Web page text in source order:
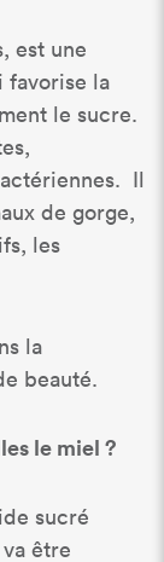
est une
favorise la
le sucre.
Il
de gorge,
les
la
beauté.
le miel ?
sucré
être